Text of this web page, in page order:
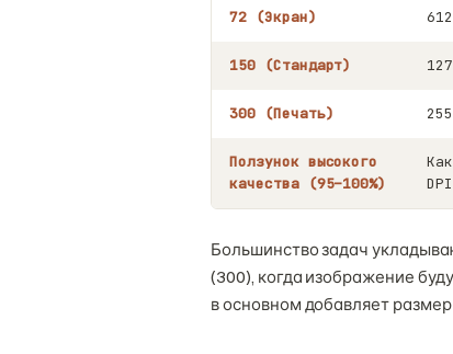
72 (Экран)
150 (Стандарт)
300 (Печать)
Ползунок высокого
качества (95–100%)
DPI
Большинство задач
(300), когда изображение
в основном добавляет